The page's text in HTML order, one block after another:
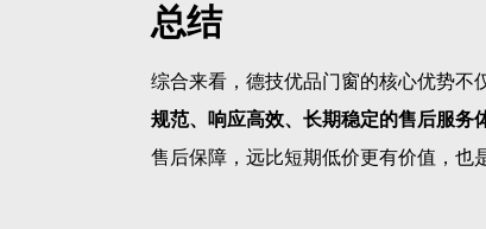
总结
综合来看，德技优品门窗的核心优势不
规范、响应高效、长期稳定的售后服务
售后保障，远比短期低价更有价值，也